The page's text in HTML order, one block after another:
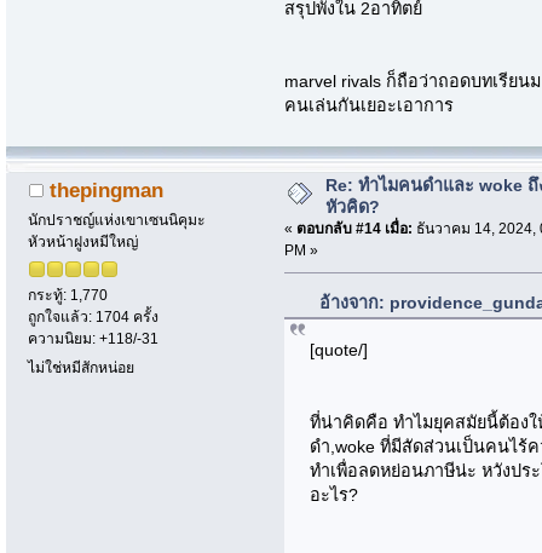
สรุปพังใน 2อาทิตย์
marvel rivals ก็ถือว่าถอดบทเรีย
คนเล่นกันเยอะเอาการ
thepingman
นักปราชญ์แห่งเขาเซนนิคุมะ
หัวหน้าฝูงหมีใหญ่
กระทู้: 1,770
ถูกใจแล้ว: 1704 ครั้ง
ความนิยม: +118/-31
ไม่ใช่หมีสักหน่อย
Re: ทำไมคนดำและ woke ถึ
หัวคิด?
« ตอบกลับ #14 เมื่อ: ธันวาคม 14, 2024,
PM »
อ้างจาก:
[quote/]
ที่น่าคิดคือ ทำไมยุคสมัยนี้ต้อง
ดำ,woke ที่มีสัดส่วนเป็นคนไร้
ทำเพื่อลดหย่อนภาษีน่ะ หวังปร
อะไร?